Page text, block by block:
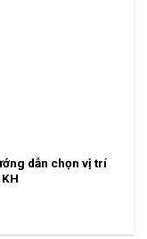
dẫn chọn vị trí